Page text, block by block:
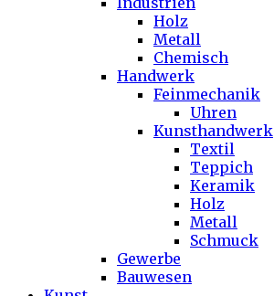
Holz
Metall
Chemisch
Handwerk
Feinmechanik
Uhren
Kunsthandwerk
Textil
Teppich
Keramik
Holz
Metall
Schmuck
Gewerbe
Bauwesen